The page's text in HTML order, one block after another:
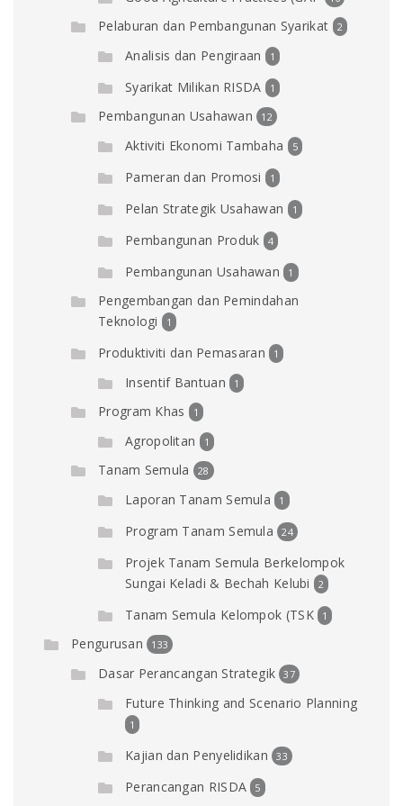
Pelaburan dan Pembangunan Syarikat 2
Analisis dan Pengiraan 1
Syarikat Milikan RISDA 1
Pembangunan Usahawan 12
Aktiviti Ekonomi Tambaha 5
Pameran dan Promosi 1
Pelan Strategik Usahawan 1
Pembangunan Produk 4
Pembangunan Usahawan 1
Pengembangan dan Pemindahan
Teknologi
1
Produktiviti dan Pemasaran 1
Insentif Bantuan 1
Program Khas 1
Agropolitan 1
Tanam Semula 28
Laporan Tanam Semula 1
Program Tanam Semula 24
Projek Tanam Semula Berkelompok
Sungai Keladi & Bechah Kelubi
2
Tanam Semula Kelompok (TSK 1
Pengurusan 133
Dasar Perancangan Strategik 37
Future Thinking and Scenario Planning
1
Kajian dan Penyelidikan 33
Perancangan RISDA 5